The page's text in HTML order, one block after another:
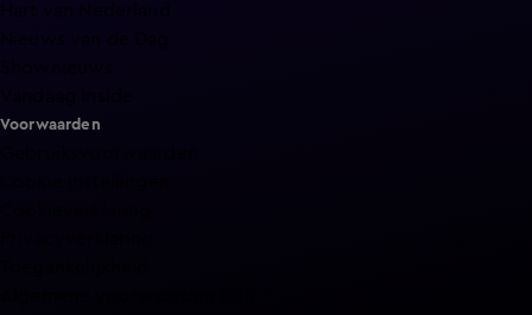
Voorwaarden